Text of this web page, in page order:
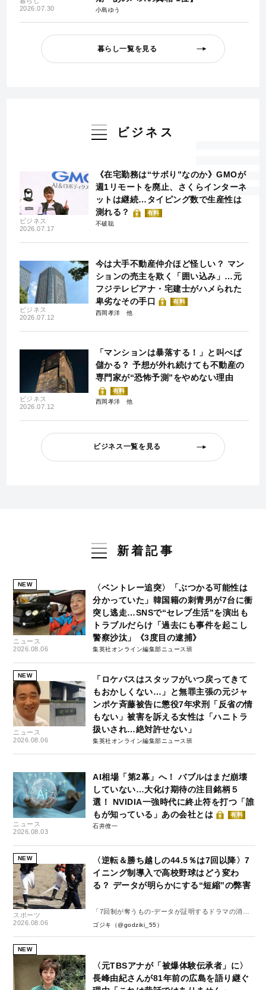
2026.07.30
小島ゆう
暮らし一覧を見る
ビジネス
ビジネス
2026.07.17
《在宅勤務は“サボり”なのか》GMOが
週1リモートを廃止、さくらインターネ
ットは継続…タイピング数で生産性は
測れる？
有料
不破聡
ビジネス
2026.07.12
今は大手不動産仲介ほど怪しい？ マン
ションの売主を欺く「囲い込み」…元
フジテレビアナ・宅建士がハメられた
卑劣なその手口
有料
西岡孝洋
ビジネス
2026.07.12
「マンションは暴落する！」と叫べば
儲かる？ 予想が外れ続けても不動産の
専門家が“恐怖予測”をやめない理由
有料
西岡孝洋
ビジネス一覧を見る
新着記事
NEW
ニュース
2026.08.06
〈ベントレー追突〉「ぶつかる可能性は
分かっていた」韓国籍の刺青男が7台に衝
突し逃走…SNSで“セレブ生活”を演出も
トラブルだらけ「過去にも事件を起こし
警察沙汰」《3度目の逮捕》
集英社オンライン編集部ニュース班
NEW
ニュース
2026.08.06
「ロケバスはスタッフがいつ戻ってきて
もおかしくない…」と無罪主張の元ジャ
ンポケ斉藤被告に懲役7年求刑「反省の情
もない」被害を訴える女性は「ハニトラ
扱いされ…絶対許せない」
集英社オンライン編集部ニュース班
ニュース
2026.08.03
AI相場「第2幕」へ！ バブルはまだ崩壊
していない…大化け期待の注目銘柄５
選！ NVIDIA一強時代に終止符を打つ「誰
もが知っている」あの会社とは
有料
石井僚一
NEW
スポーツ
2026.08.06
〈逆転＆勝ち越しの44.5％は7回以降〉7
イニング制導入で高校野球はどう変わ
る？ データが明らかにする“短縮”の弊害
「7回制が奪うもの-データが証明するドラマの消
失-」
ゴジキ（@godziki_55）
NEW
〈元TBSアナが「被爆体験伝承者」に〉
長峰由紀さんが81年前の広島を語り継ぐ